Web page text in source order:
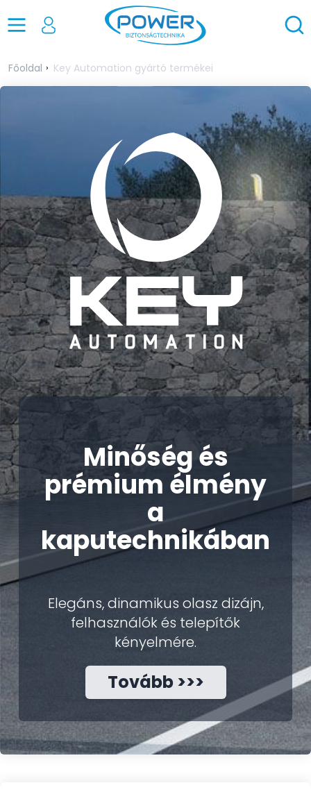
Főoldal Key Automation gyártó termékei
Minőség és
prémium élmény
a
kaputechnikában
Elegáns, dinamikus olasz dizájn,
felhasználók és telepítők
kényelmére.
Tovább >>>